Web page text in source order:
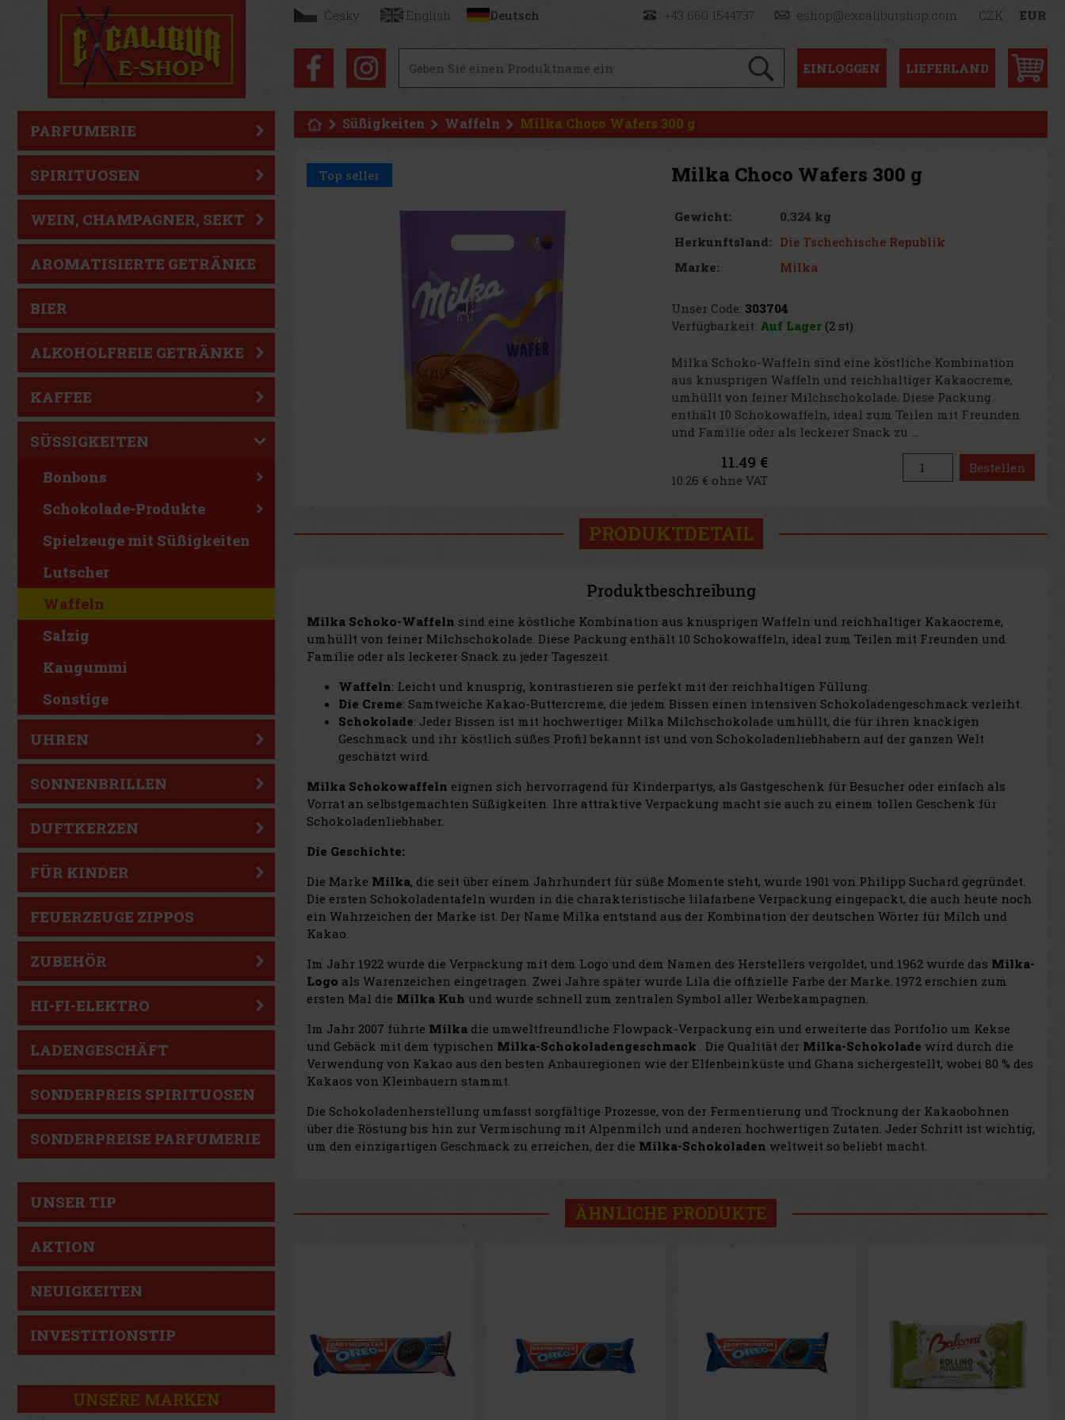
Česky English Deutsch +43 660 1544737 eshop@excaliburshop.com CZK EUR
EINLOGGEN LIEFERLAND
PARFUMERIE
SPIRITUOSEN
WEIN, CHAMPAGNER, SEKT
AROMATISIERTE GETRÄNKE
BIER
ALKOHOLFREIE GETRÄNKE
KAFFEE
SÜSSIGKEITEN
Bonbons
Schokolade-Produkte
Spielzeuge mit Süßigkeiten
Lutscher
Waffeln
Salzig
Kaugummi
Sonstige
UHREN
SONNENBRILLEN
DUFTKERZEN
FÜR KINDER
FEUERZEUGE ZIPPOS
ZUBEHÖR
HI-FI-ELEKTRO
LADENGESCHÄFT
SONDERPREIS SPIRITUOSEN
SONDERPREISE PARFUMERIE
UNSER TIP
AKTION
NEUIGKEITEN
INVESTITIONSTIP
UNSERE MARKEN
Süßigkeiten Waffeln Milka Choco Wafers 300 g
Milka Choco Wafers 300 g
Gewicht:
0.324 kg
Herkunftsland: Die Tschechische Republik
Marke:
Milka
Unser Code: 303704
Verfügbarkeit: Auf Lager(2 st)
Milka Schoko-Waffeln sind eine köstliche Kombination
aus knusprigen Waffeln und reichhaltiger Kakaocreme,
umhüllt von feiner Milchschokolade. Diese Packung
enthält 10 Schokowaffeln, ideal zum Teilen mit Freunden
und Familie oder als leckerer Snack zu ...
11.49 €
10.26 € ohne VAT
Bestellen
Top seller
PRODUKTDETAIL
Produktbeschreibung
Milka Schoko-Waffeln sind eine köstliche Kombination aus knusprigen Waffeln und reichhaltiger Kakaocreme,
umhüllt von feiner Milchschokolade. Diese Packung enthält 10 Schokowaffeln, ideal zum Teilen mit Freunden und
Familie oder als leckerer Snack zu jeder Tageszeit.
Waffeln: Leicht und knusprig, kontrastieren sie perfekt mit der reichhaltigen Füllung.
Die Creme: Samtweiche Kakao-Buttercreme, die jedem Bissen einen intensiven Schokoladengeschmack verleiht.
Schokolade: Jeder Bissen ist mit hochwertiger Milka Milchschokolade umhüllt, die für ihren knackigen
Geschmack und ihr köstlich süßes Profil bekannt ist und von Schokoladenliebhabern auf der ganzen Welt
geschätzt wird.
Milka Schokowaffeln eignen sich hervorragend für Kinderpartys, als Gastgeschenk für Besucher oder einfach als
Vorrat an selbstgemachten Süßigkeiten. Ihre attraktive Verpackung macht sie auch zu einem tollen Geschenk für
Schokoladenliebhaber.
Die Geschichte:
Die Marke Milka, die seit über einem Jahrhundert für süße Momente steht, wurde 1901 von Philipp Suchard gegründet.
Die ersten Schokoladentafeln wurden in die charakteristische lilafarbene Verpackung eingepackt, die auch heute noch
ein Wahrzeichen der Marke ist. Der Name Milka entstand aus der Kombination der deutschen Wörter für Milch und
Kakao.
Im Jahr 1922 wurde die Verpackung mit dem Logo und dem Namen des Herstellers vergoldet, und 1962 wurde das Milka-
Logo als Warenzeichen eingetragen. Zwei Jahre später wurde Lila die offizielle Farbe der Marke. 1972 erschien zum
ersten Mal die Milka Kuh und wurde schnell zum zentralen Symbol aller Werbekampagnen.
Im Jahr 2007 führte Milka die umweltfreundliche Flowpack-Verpackung ein und erweiterte das Portfolio um Kekse
und Gebäck mit dem typischen Milka-Schokoladengeschmack . Die Qualität der Milka-Schokolade wird durch die
Verwendung von Kakao aus den besten Anbauregionen wie der Elfenbeinküste und Ghana sichergestellt, wobei 80 % des
Kakaos von Kleinbauern stammt.
Die Schokoladenherstellung umfasst sorgfältige Prozesse, von der Fermentierung und Trocknung der Kakaobohnen
über die Röstung bis hin zur Vermischung mit Alpenmilch und anderen hochwertigen Zutaten. Jeder Schritt ist wichtig,
um den einzigartigen Geschmack zu erreichen, der die Milka-Schokoladen weltweit so beliebt macht.
ÄHNLICHE PRODUKTE